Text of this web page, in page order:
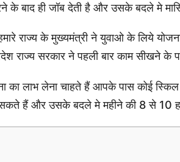
बाद ही जॉब देती है और उसके बदले मे
राज्य के मुख्यमंत्री ने युवाओ के लिये
राज्य सरकार ने पहली बार काम सीखने के
का लाभ लेना चाहते हैं आपके पास कोई
हैं और उसके बदले मे महीने की 8 से 10